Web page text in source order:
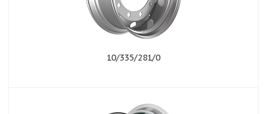
10/335/281/0